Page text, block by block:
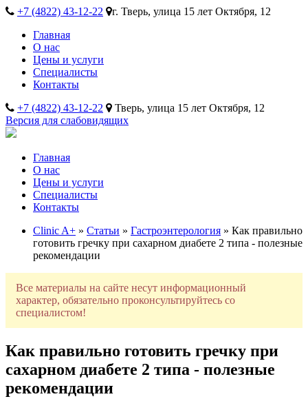
+7 (4822) 43-12-22
г. Тверь, улица 15 лет Октября, 12
Главная
О нас
Цены и услуги
Специалисты
Контакты
+7 (4822) 43-12-22
Тверь, улица 15 лет Октября, 12
Версия для слабовидящих
Главная
О нас
Цены и услуги
Специалисты
Контакты
Clinic A+ » Статьи » Гастроэнтерология » Как правильно
готовить гречку при сахарном диабете 2 типа - полезные
рекомендации
Все материалы на сайте несут информационный
характер, обязательно проконсультируйтесь со
специалистом!
Как правильно готовить гречку при
сахарном диабете 2 типа - полезные
рекомендации